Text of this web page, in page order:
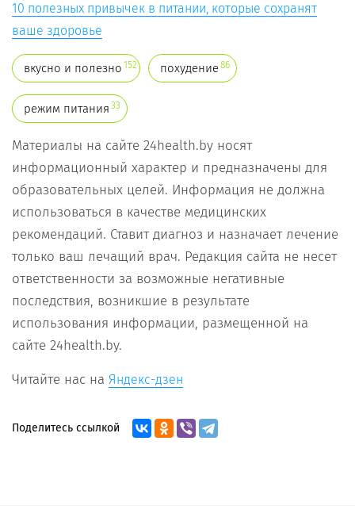
10 полезных привычек в питании, которые сохранят
ваше здоровье
вкусно и полезно 152 похудение86
режим питания 33
Материалы на сайте 24health.by носят
информационный характер и предназначены для
образовательных целей. Информация не должна
использоваться в качестве медицинских
рекомендаций. Ставит диагноз и назначает лечение
только ваш лечащий врач. Редакция сайта не несет
ответственности за возможные негативные
последствия, возникшие в результате
использования информации, размещенной на
сайте 24health.by.
Читайте нас на Яндекс-дзен
Поделитесь ссылкой